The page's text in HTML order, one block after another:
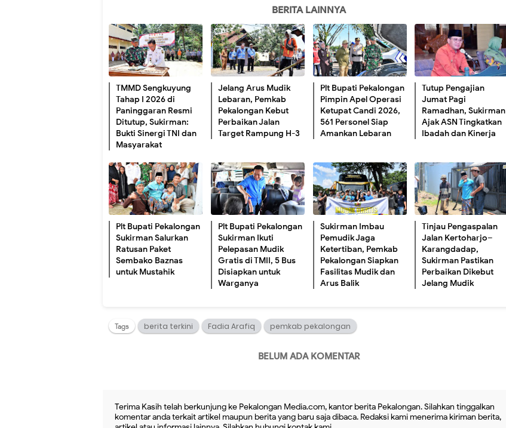
BERITA LAINNYA
TMMD Sengkuyung
Tahap I 2026 di
Paninggaran Resmi
Ditutup, Sukirman:
Bukti Sinergi TNI dan
Masyarakat
Jelang Arus Mudik
Lebaran, Pemkab
Pekalongan Kebut
Perbaikan Jalan
Target Rampung H-3
Plt Bupati Pekalongan
Pimpin Apel Operasi
Ketupat Candi 2026,
561 Personel Siap
Amankan Lebaran
Tutup Pengajian
Jumat Pagi
Ramadhan, Sukirman
Ajak ASN Tingkatkan
Ibadah dan Kinerja
Plt Bupati Pekalongan
Sukirman Salurkan
Ratusan Paket
Sembako Baznas
untuk Mustahik
Plt Bupati Pekalongan
Sukirman Ikuti
Pelepasan Mudik
Gratis di TMII, 5 Bus
Disiapkan untuk
Warganya
Sukirman Imbau
Pemudik Jaga
Ketertiban, Pemkab
Pekalongan Siapkan
Fasilitas Mudik dan
Arus Balik
Tinjau Pengaspalan
Jalan Kertoharjo–
Karangdadap,
Sukirman Pastikan
Perbaikan Dikebut
Jelang Mudik
Tags berita terkini Fadia Arafiq pemkab pekalongan
BELUM ADA KOMENTAR
Terima Kasih telah berkunjung ke Pekalongan Media.com, kantor berita Pekalongan. Silahkan tinggalkan
komentar anda terkait artikel maupun berita yang baru saja dibaca. Redaksi kami menerima kiriman berita,